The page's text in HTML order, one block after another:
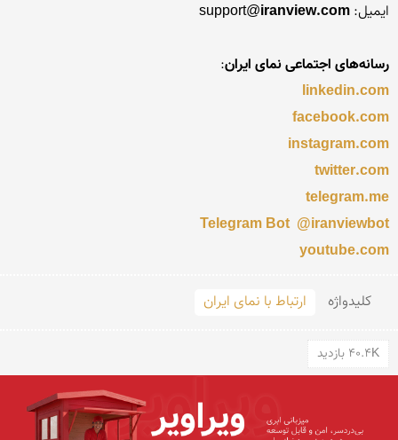
ایمیل: support@ iranview.com
رسانه‌های اجتماعی نمای ایران
:
linkedin.com
facebook.com
instagram.com
twitter.com
telegram.me
Telegram Bot  @iranviewbot
youtube.com
کلید‌واژه ارتباط با نمای ایران
40.4K بازدید